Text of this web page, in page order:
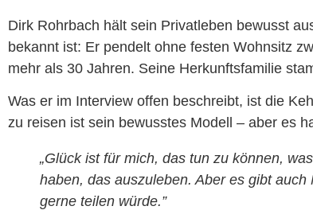
Dirk Rohrbach hält sein Privatleben bewusst
bekannt ist: Er pendelt ohne festen Wohnsitz
mehr als 30 Jahren. Seine Herkunftsfamilie
Was er im Interview offen beschreibt, ist die
zu reisen ist sein bewusstes Modell – aber es
„Glück ist für mich, das tun zu können,
haben, das auszuleben. Aber es gibt
gerne teilen würde.”